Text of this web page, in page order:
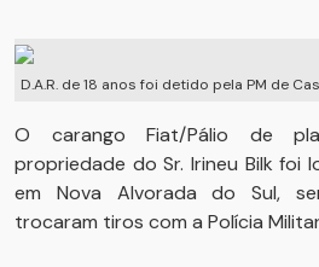
D.A.R. de 18 anos foi detido pela PM de
O carango Fiat/Pálio de
propriedade do Sr. Irineu Bilk foi
em Nova Alvorada do Sul,
trocaram tiros com a Polícia